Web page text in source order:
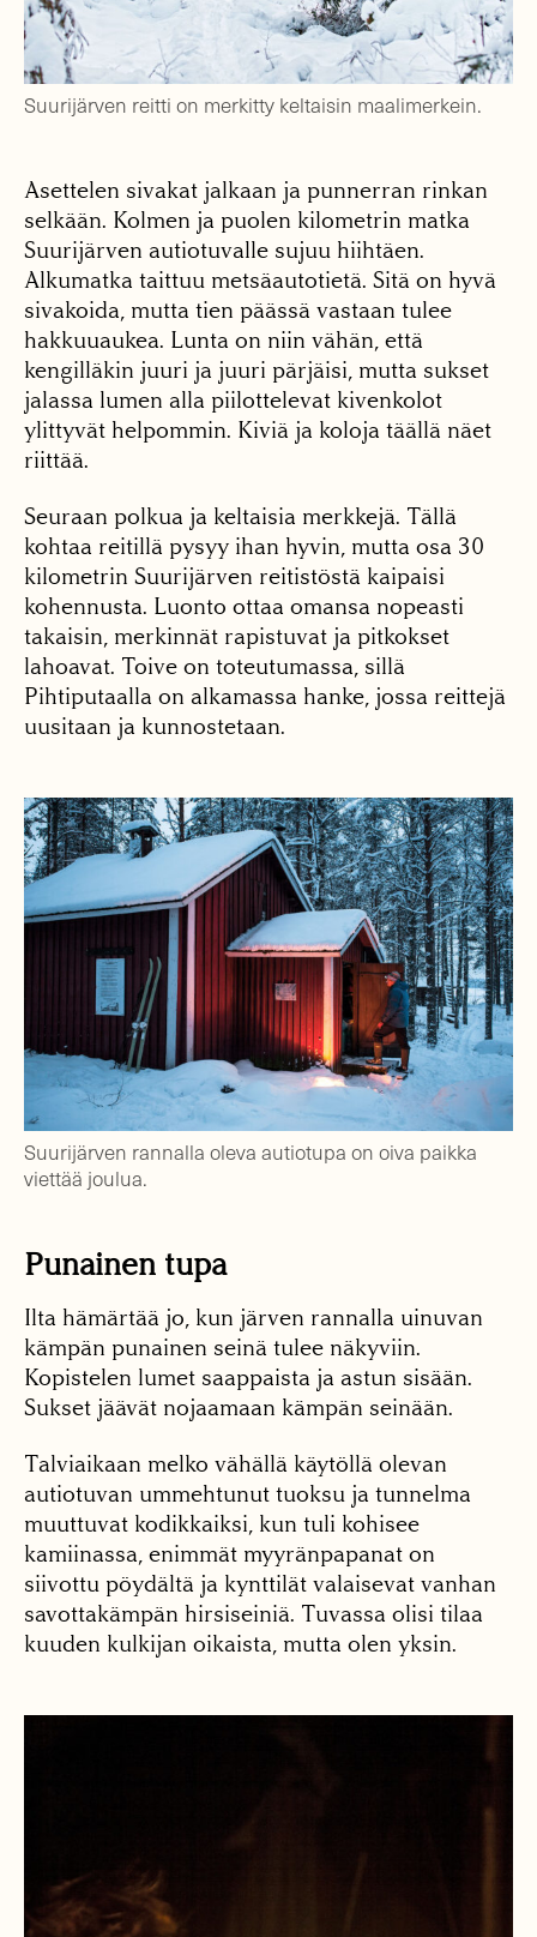
Suurijärven reitti on merkitty keltaisin maalimerkein.
Asettelen sivakat jalkaan ja punnerran rinkan
selkään. Kolmen ja puolen kilometrin matka
Suurijärven autiotuvalle sujuu hiihtäen.
Alkumatka taittuu metsäautotietä. Sitä on hyvä
sivakoida, mutta tien päässä vastaan tulee
hakkuuaukea. Lunta on niin vähän, että
kengilläkin juuri ja juuri pärjäisi, mutta sukset
jalassa lumen alla piilottelevat kivenkolot
ylittyvät helpommin. Kiviä ja koloja täällä näet
riittää.
Seuraan polkua ja keltaisia merkkejä. Tällä
kohtaa reitillä pysyy ihan hyvin, mutta osa 30
kilometrin Suurijärven reitistöstä kaipaisi
kohennusta. Luonto ottaa omansa nopeasti
takaisin, merkinnät rapistuvat ja pitkokset
lahoavat. Toive on toteutumassa, sillä
Pihtiputaalla on alkamassa hanke, jossa reittejä
uusitaan ja kunnostetaan.
Suurijärven rannalla oleva autiotupa on oiva paikka
viettää joulua.
Punainen tupa
Ilta hämärtää jo, kun järven rannalla uinuvan
kämpän punainen seinä tulee näkyviin.
Kopistelen lumet saappaista ja astun sisään.
Sukset jäävät nojaamaan kämpän seinään.
Talviaikaan melko vähällä käytöllä olevan
autiotuvan ummehtunut tuoksu ja tunnelma
muuttuvat kodikkaiksi, kun tuli kohisee
kamiinassa, enimmät myyränpapanat on
siivottu pöydältä ja kynttilät valaisevat vanhan
savottakämpän hirsiseiniä. Tuvassa olisi tilaa
kuuden kulkijan oikaista, mutta olen yksin.